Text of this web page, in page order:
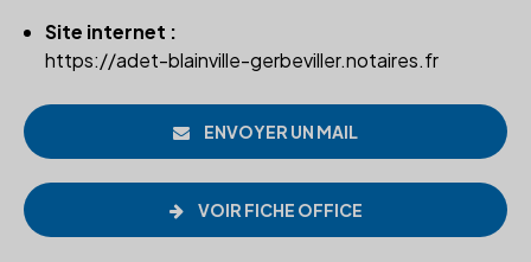
Site internet :
https://adet-blainville-gerbeviller.notaires.fr
ENVOYER UN MAIL
VOIR FICHE OFFICE